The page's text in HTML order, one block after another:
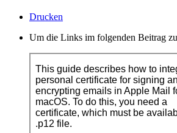
Drucken
Um die Links im folgenden Beitrag